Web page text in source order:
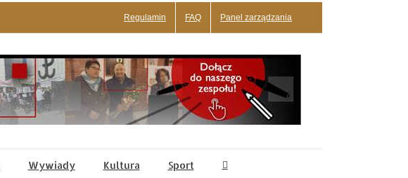
Regulamin FAQ Panel zarządzania
Wywiady Kultura Sport